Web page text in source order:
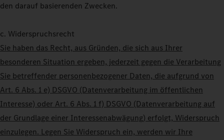
den darauf basierenden Zwecken.
c. Widerspruchsrecht
Sie haben das Recht, aus Gründen, die sich aus Ihrer
besonderen Situation ergeben, jederzeit gegen die Verarbeitung
Sie betreffender personenbezogener Daten, die aufgrund von
Art. 6 Abs. 1 e) DSGVO (Datenverarbeitung im öffentlichen
Interesse) oder Art. 6 Abs. 1 f) DSGVO (Datenverarbeitung auf
der Grundlage einer Interessenabwägung) erfolgt, Widerspruch
einzulegen. Legen Sie Widerspruch ein, werden wir Ihre